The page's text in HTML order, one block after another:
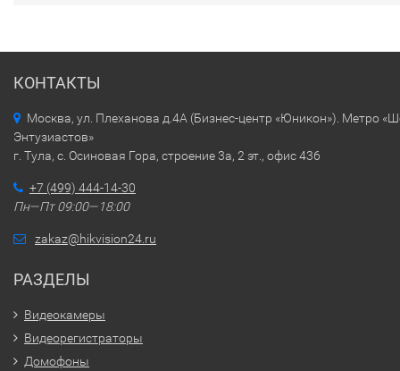
КОНТАКТЫ
Москва, ул. Плеханова д.4А (Бизнес-центр «Юникон»). Метро
Энтузиастов»
г. Тула, с. Осиновая Гора, строение 3а, 2 эт., офис 436
+7 (499) 444-14-30
Пн—Пт 09:00—18:00
zakaz@hikvision24.ru
РАЗДЕЛЫ
Видеокамеры
Видеорегистраторы
Домофоны